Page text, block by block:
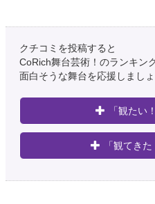
クチコミを投稿すると
CoRich舞台芸術！のランキン
面白そうな舞台を応援しましょ
「観たい
「観てき